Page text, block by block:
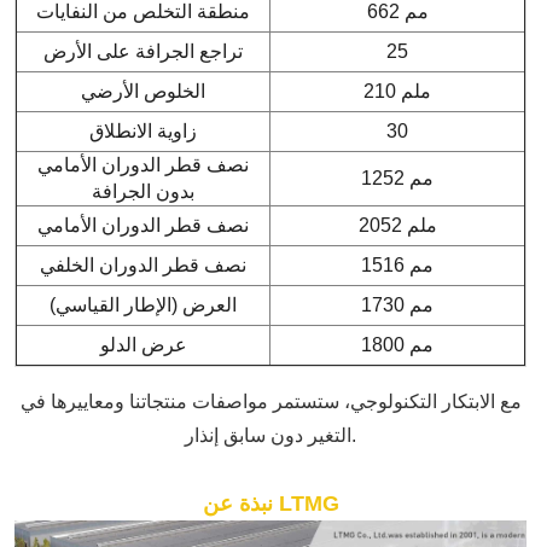
منطقة التخلص من النفايات
662 مم
تراجع الجرافة على الأرض
25
الخلوص الأرضي
210 ملم
زاوية الانطلاق
30
نصف قطر الدوران الأمامي
بدون الجرافة
1252 مم
نصف قطر الدوران الأمامي
2052 ملم
نصف قطر الدوران الخلفي
1516 مم
العرض (الإطار القياسي)
1730 مم
عرض الدلو
1800 مم
مع الابتكار التكنولوجي، ستستمر مواصفات منتجاتنا ومعاييرها في
التغير دون سابق إنذار.
نبذة عن LTMG